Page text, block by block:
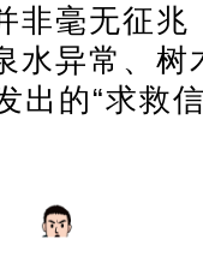
非毫无征兆
水异常、树
出的“求救